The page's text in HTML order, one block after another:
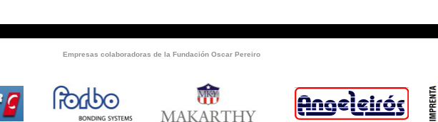
Empresas colaboradoras de la Fundación Oscar Pereiro